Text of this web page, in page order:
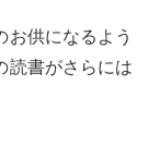
お供になるよう
読書がさらには